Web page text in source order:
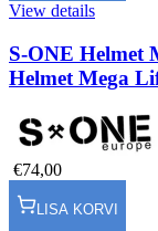
View details
S-ONE Helmet
Helmet Mega
€74,00
LISA KORVI